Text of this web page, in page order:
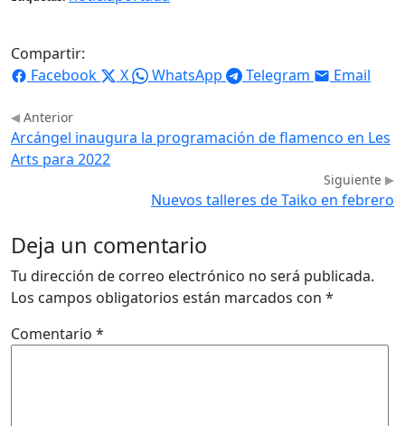
Compartir:
Facebook
X WhatsApp Telegram Email
Anterior
Arcángel inaugura la programación de flamenco en Les
Arts para 2022
Siguiente
Nuevos talleres de Taiko en febrero
Deja un comentario
Tu dirección de correo electrónico no será publicada.
Los campos obligatorios están marcados con *
Comentario *